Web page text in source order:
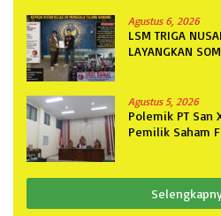
Agustus 6, 2026
LSM TRIGA
LAYANGKAN
Agustus 5, 2026
Polemik PT San
Pemilik Saham